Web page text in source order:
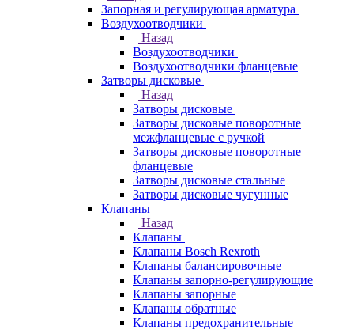
Запорная и регулирующая арматура
Воздухоотводчики
Назад
Воздухоотводчики
Воздухоотводчики фланцевые
Затворы дисковые
Назад
Затворы дисковые
Затворы дисковые поворотные
межфланцевые с ручкой
Затворы дисковые поворотные
фланцевые
Затворы дисковые стальные
Затворы дисковые чугунные
Клапаны
Назад
Клапаны
Клапаны Bosch Rexroth
Клапаны балансировочные
Клапаны запорно-регулирующие
Клапаны запорные
Клапаны обратные
Клапаны предохранительные